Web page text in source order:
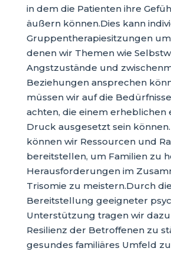
in dem die Patienten ihre
äußern können.Dies kann
Gruppentherapiesitzungen
denen wir Themen wie
Angstzustände und
Beziehungen ansprechen
müssen wir auf die
achten, die einem erheblichen
Druck ausgesetzt sein
können wir Ressourcen und
bereitstellen, um Familien zu
Herausforderungen im
Trisomie zu meistern.Durch die
Bereitstellung geeigneter
Unterstützung tragen wir dazu
Resilienz der Betroffenen zu
gesundes familiäres Umfeld